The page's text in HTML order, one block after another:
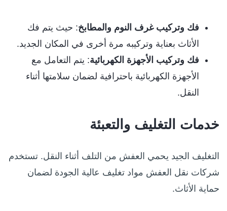
فك وتركيب غرف النوم والمطابخ: حيث يتم فك
الأثاث بعناية وتركيبه مرة أخرى في المكان الجديد.
فك وتركيب الأجهزة الكهربائية: يتم التعامل مع
الأجهزة الكهربائية باحترافية لضمان سلامتها أثناء
النقل.
خدمات التغليف والتعبئة
التغليف الجيد يحمي العفش من التلف أثناء النقل. تستخدم
شركات نقل العفش مواد تغليف عالية الجودة لضمان
حماية الأثاث.